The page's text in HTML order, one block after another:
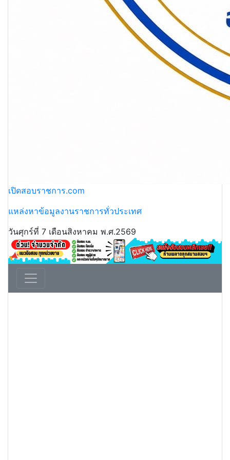
เปิดสอบราชการ.com
แหล่งหาข้อมูลงานราชการทั่วประเทศ
วันศุกร์ที่ 7 เดือนสิงหาคม พ.ศ.2569